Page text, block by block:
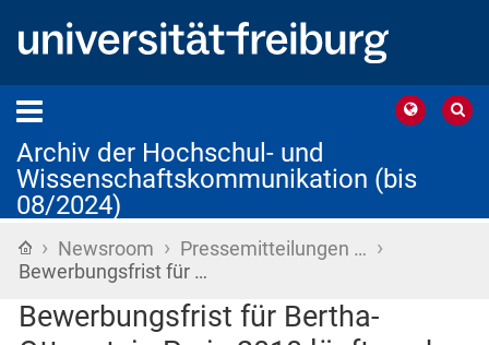
Archiv der Hochschul- und
Wissenschaftskommunikation (bis
08/2024)
Startseite
› Newsroom › Pressemitteilungen … ›
Bewerbungsfrist für …
Bewerbungsfrist für Bertha-